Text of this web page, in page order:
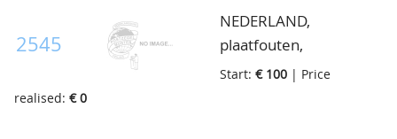
stempels in
overwegend mooie
kwaliteit, in 2 boekjes
en op bladen, in map
2545
NEDERLAND,
plaatfouten,
drukfouten, ongebruikt
Start: € 100 | Price
realised: € 0